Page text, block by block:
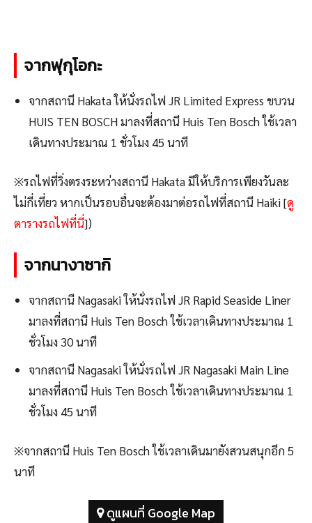
จากฟุกุโอกะ
จากสถานี Hakata ให้นั่งรถไฟ JR Limited Express ขบวน
HUIS TEN BOSCH มาลงที่สถานี Huis Ten Bosch ใช้เวลา
เดินทางประมาณ 1 ชั่วโมง 45 นาที
※รถไฟที่วิ่งตรงระหว่างสถานี Hakata มีให้บริการเพียงวันละ
ไม่กี่เที่ยว หากเป็นรอบอื่นจะต้องมาต่อรถไฟที่สถานี Haiki [ดู
ตารางรถไฟที่นี่])
จากนางาซากิ
จากสถานี Nagasaki ให้นั่งรถไฟ JR Rapid Seaside Liner
มาลงที่สถานี Huis Ten Bosch ใช้เวลาเดินทางประมาณ 1
ชั่วโมง 30 นาที
จากสถานี Nagasaki ให้นั่งรถไฟ JR Nagasaki Main Line
มาลงที่สถานี Huis Ten Bosch ใช้เวลาเดินทางประมาณ 1
ชั่วโมง 45 นาที
※จากสถานี Huis Ten Bosch ใช้เวลาเดินมายังสวนสนุกอีก 5
นาที
ดูแผนที่ Google Map